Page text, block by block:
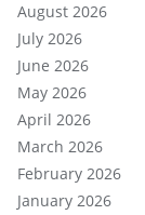
August 2026
July 2026
June 2026
May 2026
April 2026
March 2026
February 2026
January 2026